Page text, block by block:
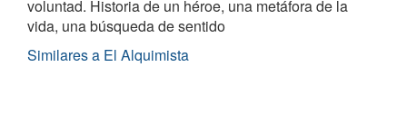
voluntad. Historia de un héroe, una metáfora de la
vida, una búsqueda de sentido
Similares a El Alquimista